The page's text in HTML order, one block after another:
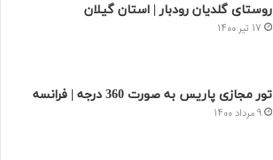
روستای گلدیان رودبار | استان گیلان
17 تیر 1400
تور مجازی پاریس به صورت 360 درجه | فرانسه
9 مرداد 1400